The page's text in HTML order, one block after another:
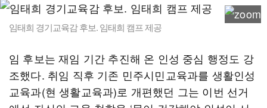
임태희 경기교육감 후보. 임태희 캠프 제공
임 후보는 재임 기간 추진해 온 인성 중심 행정도 강
조했다. 취임 직후 기존 민주시민교육과를 생활인성
교육과(현 생활교육과)로 개편했던 그는 이번 선거